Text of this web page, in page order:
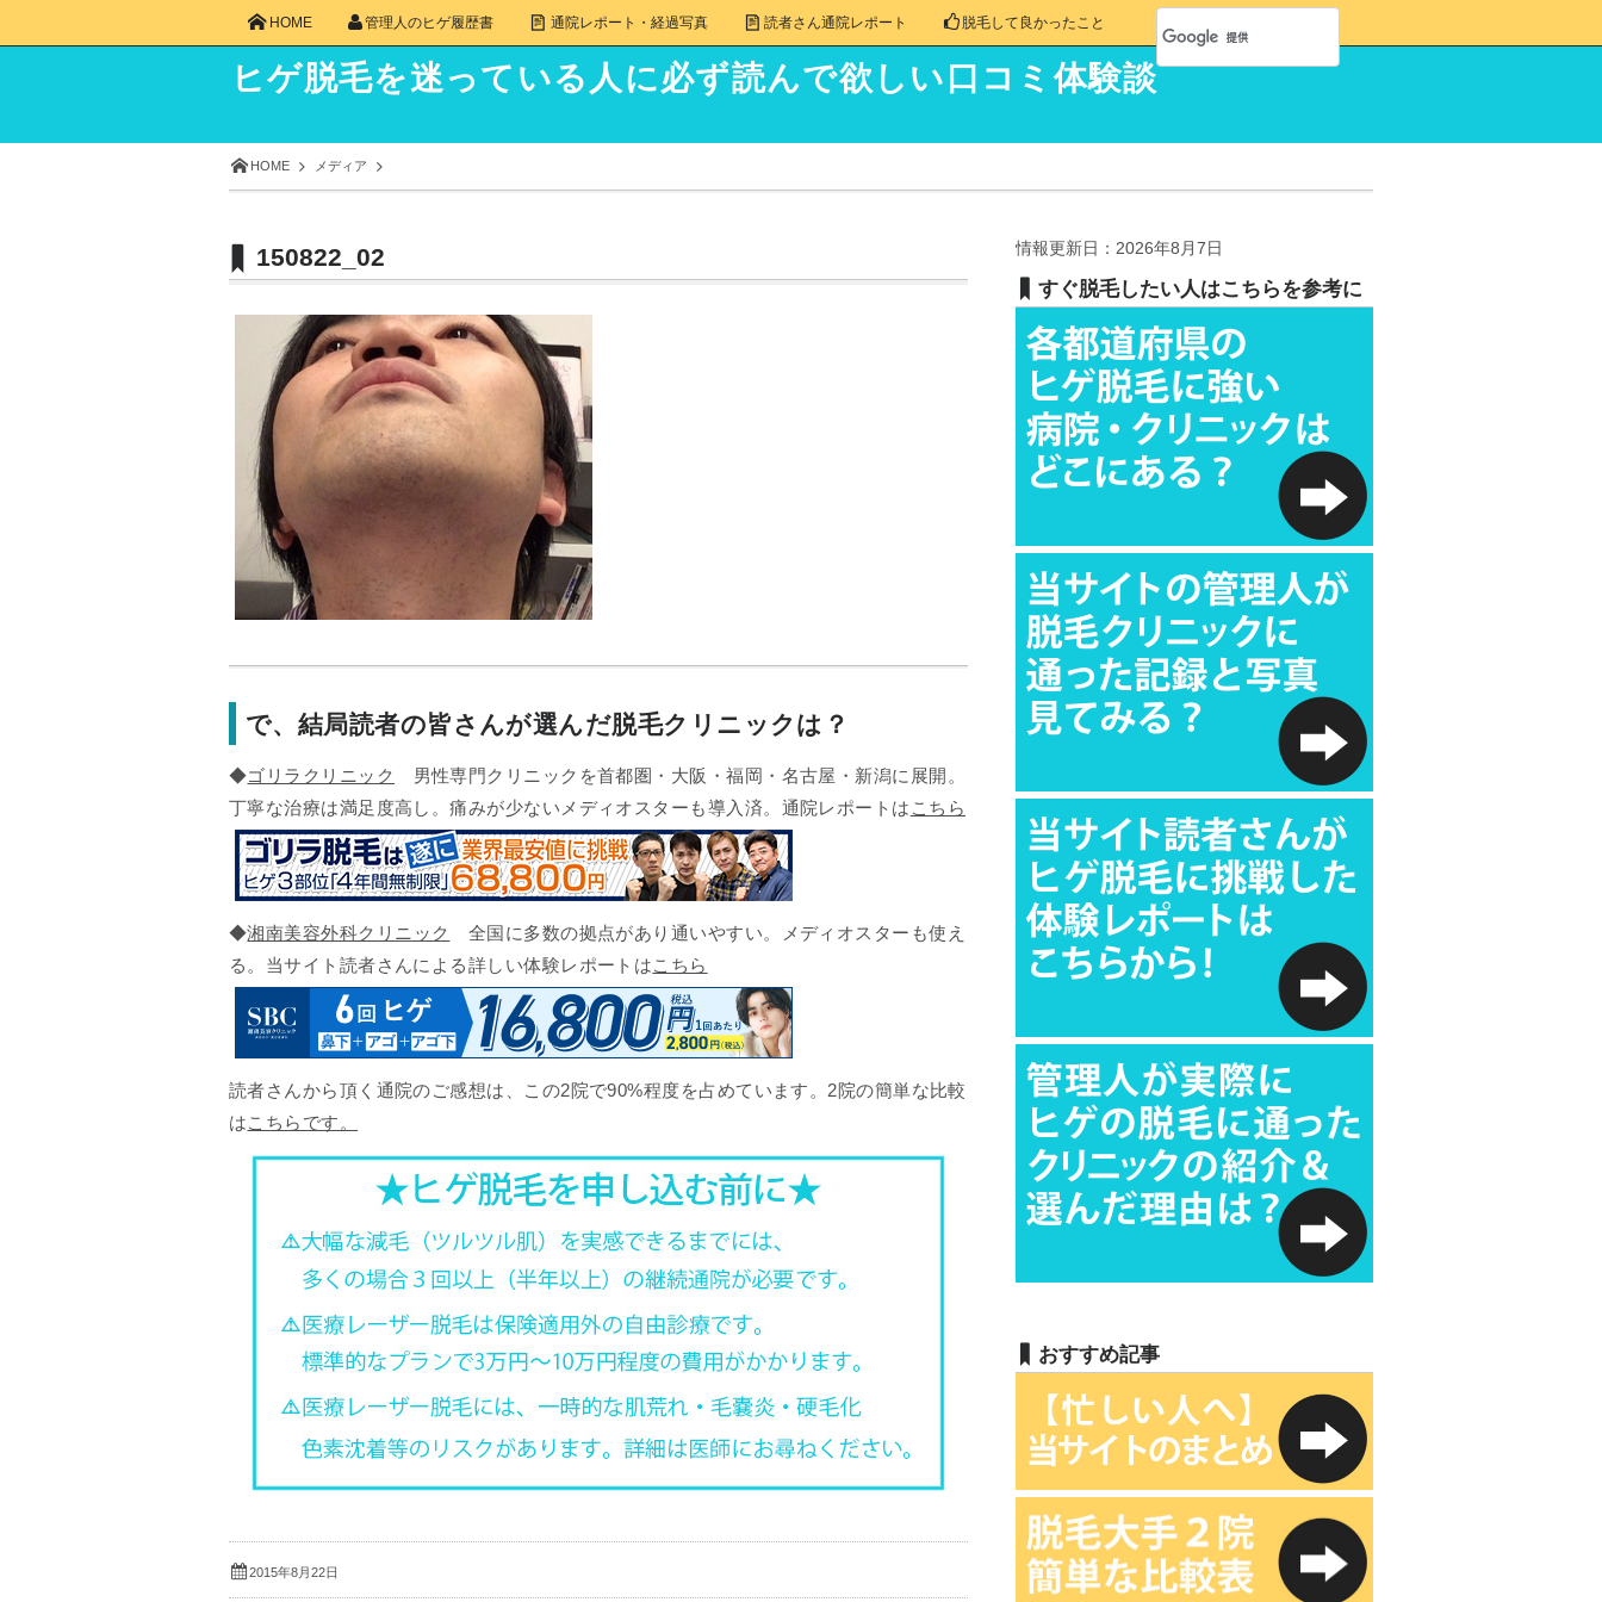
ヒゲ脱毛を迷っている人に必ず読んで欲しい口コミ体験談
HOME メディア
150822_02
で、結局読者の皆さんが選んだ脱毛クリニックは？
◆ゴリラクリニック
男性専門クリニックを首都圏・大阪・福岡・名古屋・新潟に展開。
丁寧な治療は満足度高し。痛みが少ないメディオスターも導入済。通院レポートは こちら
◆湘南美容外科クリニック
全国に多数の拠点があり通いやすい。メディオスターも使え
る。当サイト読者さんによる詳しい体験レポートはこちら
読者さんから頂く通院のご感想は、この2院で90%程度を占めています。2院の簡単な比較
はこちらです。
2015年8月22日
情報更新日：2026年8月7日
すぐ脱毛したい人はこちらを参考に
おすすめ記事
HOME 管理人のヒゲ履歴書 通院レポート・経過写真 読者さん通院レポート 脱毛して良かったこと